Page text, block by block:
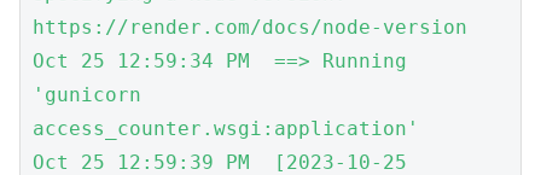
https://render.com/docs/node-version
Oct 25 12:59:34 PM  ==> Running
'gunicorn
access_counter.wsgi:application'
Oct 25 12:59:39 PM  [2023-10-25